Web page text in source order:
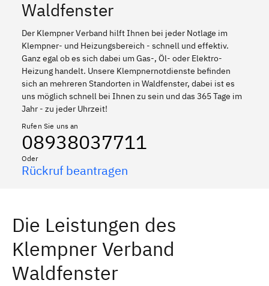
Waldfenster
Der Klempner Verband hilft Ihnen bei jeder Notlage im
Klempner- und Heizungsbereich - schnell und effektiv.
Ganz egal ob es sich dabei um Gas-, Öl- oder Elektro-
Heizung handelt. Unsere Klempnernotdienste befinden
sich an mehreren Standorten in Waldfenster, dabei ist es
uns möglich schnell bei Ihnen zu sein und das 365 Tage im
Jahr - zu jeder Uhrzeit!
Rufen Sie uns an
08938037711
Oder
Rückruf beantragen
Die Leistungen des
Klempner Verband
Waldfenster